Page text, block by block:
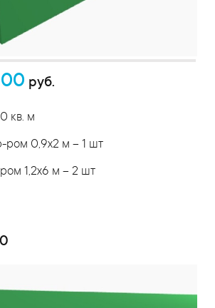
руб.
кв. м
ром 0,9х2 м – 1 шт
1,2х6 м – 2 шт